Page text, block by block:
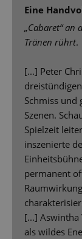
Eine
„Cabaret“ an
Tränen rührt.
[...] Peter
Schmiss
Szenen.
Spielzeit
inszenierte
permanent
[...] Aswintha
als wildes